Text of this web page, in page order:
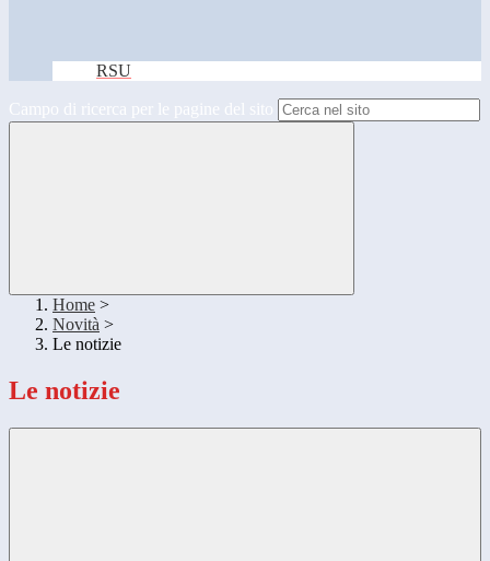
RSU
Campo di ricerca per le pagine del sito
Home >
Novità >
Le notizie
Le notizie